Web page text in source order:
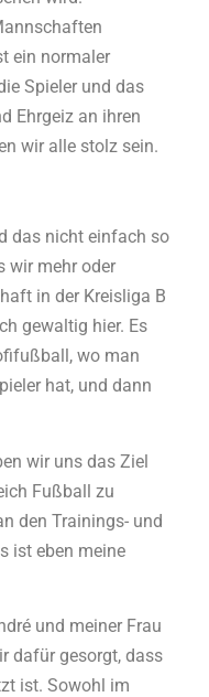
ein normaler
Spieler und das
Ehrgeiz an ihren
wir alle stolz sein.
das nicht einfach so
wir mehr oder
in der Kreisliga B
gewaltig hier. Es
wo man
hat, und dann
wir uns das Ziel
Fußball zu
den Trainings- und
ist eben meine
und meiner Frau
dafür gesorgt, dass
ist. Sowohl im